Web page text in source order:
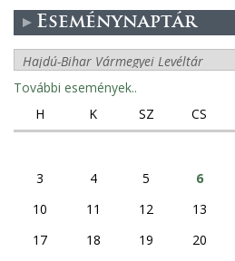
Eseménynaptár
További események..
H
K SZ CS
3
4 5 6
10
11 12 13
17
18 19 20